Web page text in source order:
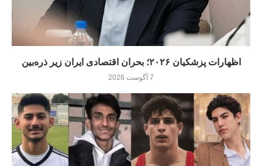
اظهارات پزشکیان ۲۰۲۶؛ بحران اقتصادی ایران زیر ذره‌بین
7 آگوست 2026